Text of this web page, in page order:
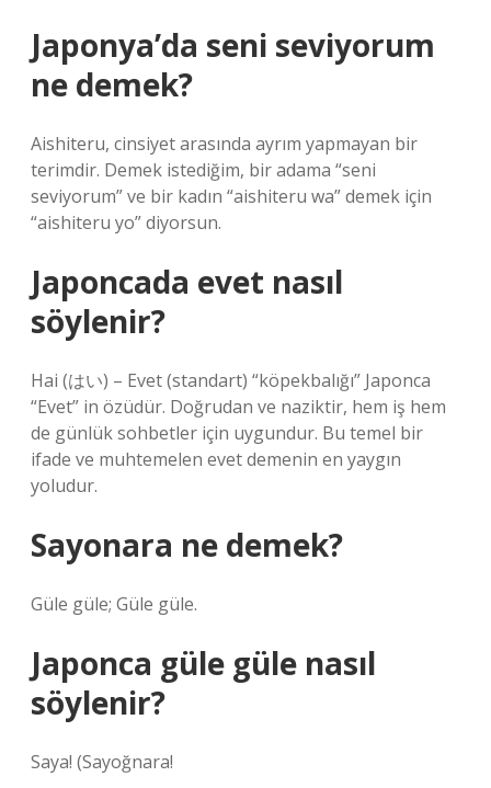
Japonya’da seni seviyorum
ne demek?
Aishiteru, cinsiyet arasında ayrım yapmayan bir
terimdir. Demek istediğim, bir adama “seni
seviyorum” ve bir kadın “aishiteru wa” demek için
“aishiteru yo” diyorsun.
Japoncada evet nasıl
söylenir?
Hai (はい) – Evet (standart) “köpekbalığı” Japonca
“Evet” in özüdür. Doğrudan ve naziktir, hem iş hem
de günlük sohbetler için uygundur. Bu temel bir
ifade ve muhtemelen evet demenin en yaygın
yoludur.
Sayonara ne demek?
Güle güle; Güle güle.
Japonca güle güle nasıl
söylenir?
Saya! (Sayoğnara!